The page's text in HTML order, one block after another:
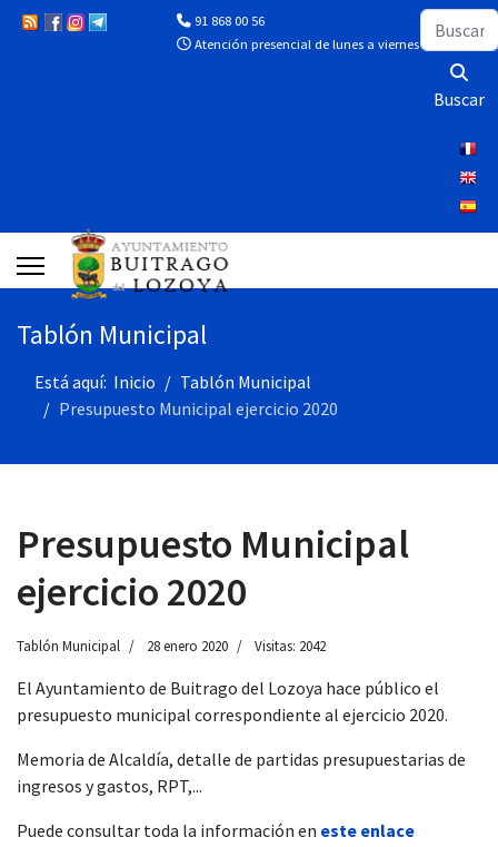
91 868 00 56
Atención presencial de lunes a viernes de 10:00 a
Buscar
Buscar
Tablón Municipal
Está aquí: Inicio
Tablón Municipal
Presupuesto Municipal ejercicio 2020
Presupuesto Municipal
ejercicio 2020
Tablón Municipal 28 enero 2020 Visitas: 2042
El Ayuntamiento de Buitrago del Lozoya hace público el
presupuesto municipal correspondiente al ejercicio 2020.
Memoria de Alcaldía, detalle de partidas presupuestarias de
ingresos y gastos, RPT,...
Puede consultar toda la información en este enlace